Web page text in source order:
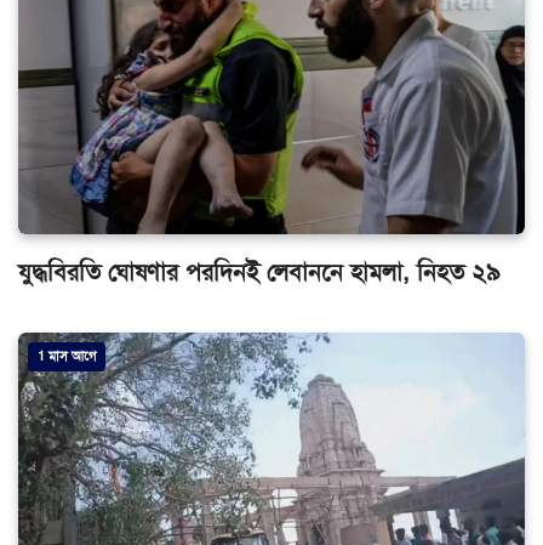
যুদ্ধবিরতি ঘোষণার পরদিনই লেবাননে হামলা, নিহত ২৯
1 মাস আগে